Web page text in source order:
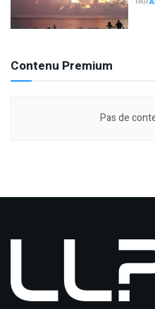
PAR
Contenu Premium
Pas de